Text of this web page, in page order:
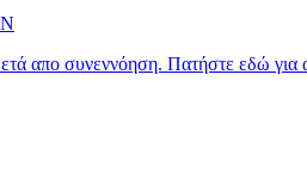
απο συνεννόηση. Πατήστε εδώ